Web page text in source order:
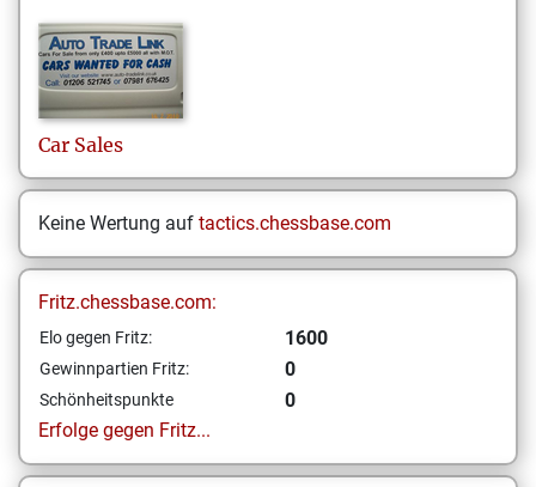
Car Sales
Keine Wertung auf tactics.chessbase.com
Fritz.chessbase.com:
Elo gegen Fritz: 1600
Gewinnpartien Fritz: 0
Schönheitspunkte
0
Erfolge gegen Fritz...